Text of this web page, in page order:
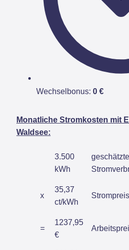
Wechselbonus: 0 €
Monatliche Stromkosten mit
Waldsee:
3.500
kWh
x
35,37
ct/kWh
=
1237,95
€